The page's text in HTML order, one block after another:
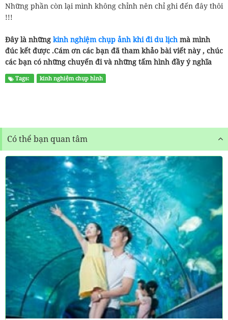
Những phần còn lại mình không chỉnh nên chỉ ghi đến đây thôi
!!!
Đây là những kinh nghiệm chụp ảnh khi đi du lịch mà mình
đúc kết được .Cám ơn các bạn đã tham khảo bài viết này , chúc
các bạn có những chuyến đi và những tấm hình đầy ý nghĩa
Tags: kinh nghiệm chụp hình
Có thể bạn quan tâm